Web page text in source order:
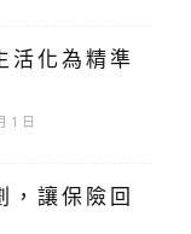
活化為精準
1 日
，讓保險回